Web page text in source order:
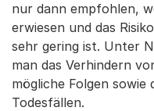
nur dann empfohlen,
erwiesen und das
sehr gering ist. Unter
man das Verhindern
mögliche Folgen sowie
Todesfällen.